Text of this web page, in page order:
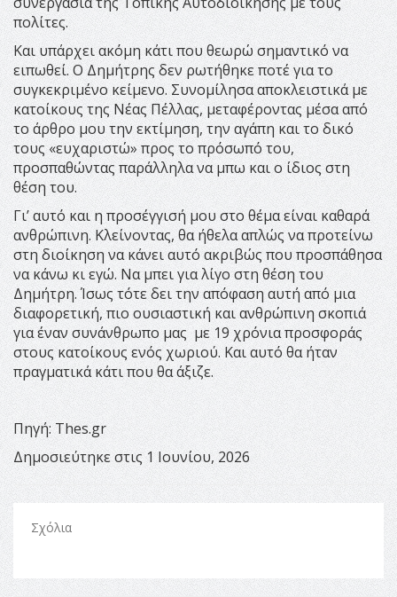
πολίτες.
Και υπάρχει ακόμη κάτι που θεωρώ σημαντικό να
ειπωθεί. Ο Δημήτρης δεν ρωτήθηκε ποτέ για το
συγκεκριμένο κείμενο. Συνομίλησα αποκλειστικά με
κατοίκους της Νέας Πέλλας, μεταφέροντας μέσα από
το άρθρο μου την εκτίμηση, την αγάπη και το δικό
τους «ευχαριστώ» προς το πρόσωπό του,
προσπαθώντας παράλληλα να μπω και ο ίδιος στη
θέση του.
Γι’ αυτό και η προσέγγισή μου στο θέμα είναι καθαρά
ανθρώπινη. Κλείνοντας, θα ήθελα απλώς να προτείνω
στη διοίκηση να κάνει αυτό ακριβώς που προσπάθησα
να κάνω κι εγώ. Να μπει για λίγο στη θέση του
Δημήτρη. Ίσως τότε δει την απόφαση αυτή από μια
διαφορετική, πιο ουσιαστική και ανθρώπινη σκοπιά
για έναν συνάνθρωπο μας με 19 χρόνια προσφοράς
στους κατοίκους ενός χωριού. Και αυτό θα ήταν
πραγματικά κάτι που θα άξιζε.
Πηγή: Τhes.gr
Δημοσιεύτηκε στις 1 Ιουνίου, 2026
Σχόλια